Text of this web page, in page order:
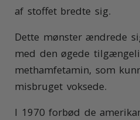
af stoffet bredte sig.
Dette mønster ændrede
med den øgede
methamfetamin, som
misbruget voksede.
I 1970 forbød de